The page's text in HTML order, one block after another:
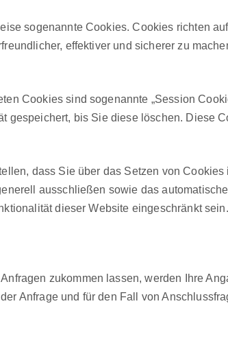
soge­nan­nte Cook­ies. Cook­ies richt­en
effek­tiv­er und sicher­er zu
Cook­ies sind soge­nan­nte „Ses­sion
gespe­ichert, bis Sie diese löschen. Diese
dass Sie über das Set­zen von
auss­chließen sowie das
dieser Web­site eingeschränkt sein.
zukom­men lassen, wer­den Ihre
Anfrage und für den Fall von